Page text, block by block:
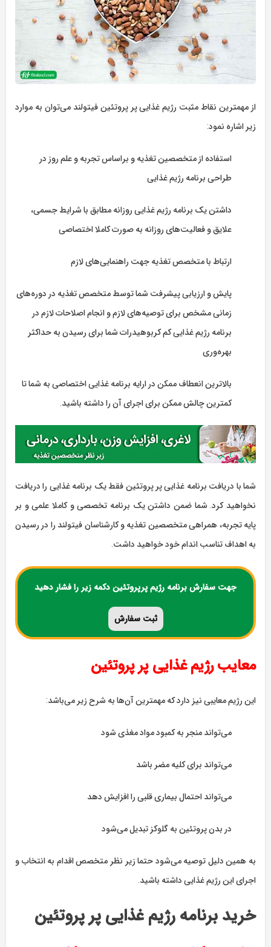
از مهمترین نقاط مثبت رژیم غذایی پر پروتئین فیتولند می‌توان به موارد
زیر اشاره نمود:
استفاده از متخصصین تغذیه و براساس تجربه و علم روز در
طراحی برنامه رژیم غذایی
داشتن یک برنامه رژیم غذایی روزانه مطابق با شرایط جسمی،
علایق و فعالیت‌های روزانه به صورت کاملا اختصاصی
ارتباط با متخصص تغذیه جهت راهنمایی‌های لازم
پایش و ارزیابی پیشرفت شما توسط متخصص تغذیه در دوره‌های
زمانی مشخص برای توصیه‌های لازم و انجام اصلاحات لازم در
برنامه رژیم غذایی کم کربوهیدرات شما برای رسیدن به حداکثر
بهره‌وری
بالاترین انعطاف ممکن در ارایه برنامه غذایی اختصاصی به شما تا
کمترین چالش ممکن برای اجرای آن را داشته باشید.
شما با دریافت برنامه غذایی پر پروتئین فقط یک برنامه غذایی را دریافت
نخواهید کرد. شما ضمن داشتن یک برنامه تخصصی و کاملا علمی و بر
پایه تجربه، همراهی متخصصین تغذیه و کارشناسان فیتولند را در رسیدن
به اهداف تناسب اندام خود خواهید داشت.
جهت سفارش برنامه رژیم پرپروتئین دکمه زیر را فشار دهید
ثبت سفارش
معایب رژیم غذایی پر پروتئین
این رژیم معایبی نیز دارد که مهمترین آن‌ها به شرح زیر می‌باشد:
می‌تواند منجر به کمبود مواد مغذی شود
می‌تواند برای کلیه مضر باشد
می‌تواند احتمال بیماری قلبی را افزایش دهد
در بدن پروتئین به گلوکز تبدیل می‌شود
به همین دلیل توصیه می‌شود حتما زیر نظر متخصص اقدام به انتخاب و
اجرای این رژیم غذایی داشته باشید.
خرید برنامه رژیم غذایی پر پروتئین